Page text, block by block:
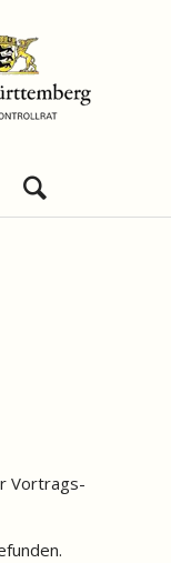
Navigation
überspringen
Vortrags-